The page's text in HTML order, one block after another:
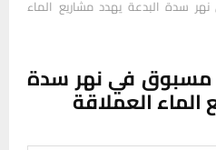
سدة البدعة يهدد مشاريع الماء
مسبوق في نهر سدة
الماء العملاقة